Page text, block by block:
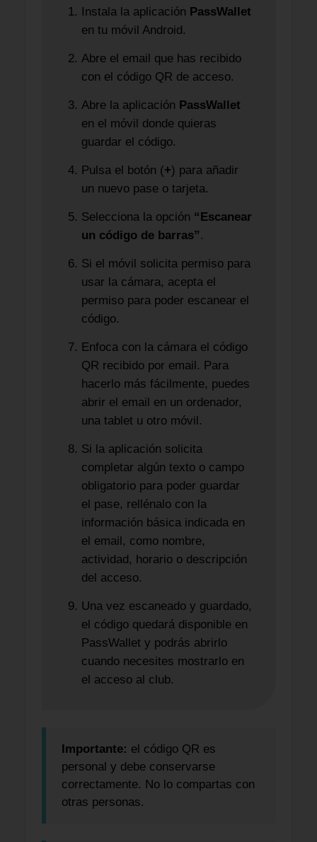
Instala la aplicación PassWallet
en tu móvil Android.
Abre el email que has recibido
con el código QR de acceso.
Abre la aplicación PassWallet
en el móvil donde quieras
guardar el código.
Pulsa el botón (+) para añadir
un nuevo pase o tarjeta.
Selecciona la opción “Escanear
un código de barras” .
Si el móvil solicita permiso para
usar la cámara, acepta el
permiso para poder escanear el
código.
Enfoca con la cámara el código
QR recibido por email. Para
hacerlo más fácilmente, puedes
abrir el email en un ordenador,
una tablet u otro móvil.
Si la aplicación solicita
completar algún texto o campo
obligatorio para poder guardar
el pase, rellénalo con la
información básica indicada en
el email, como nombre,
actividad, horario o descripción
del acceso.
Una vez escaneado y guardado,
el código quedará disponible en
PassWallet y podrás abrirlo
cuando necesites mostrarlo en
el acceso al club.
Importante: el código QR es
personal y debe conservarse
correctamente. No lo compartas con
otras personas.